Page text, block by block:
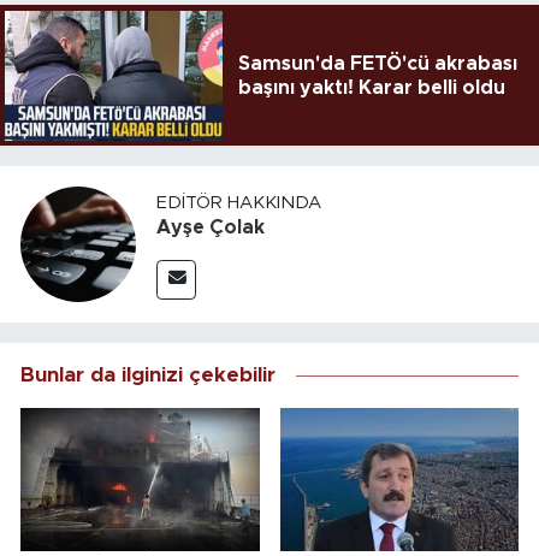
Samsun'da FETÖ'cü akrabası
başını yaktı! Karar belli oldu
EDITÖR HAKKINDA
Ayşe Çolak
Bunlar da ilginizi çekebilir